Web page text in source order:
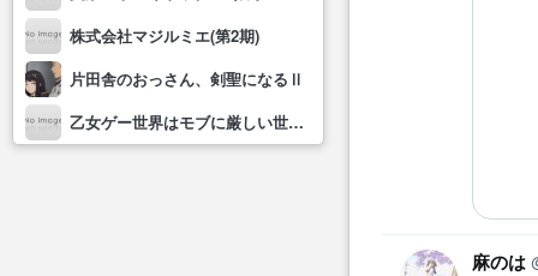
株式会社マジルミエ(第2期)
片田舎のおっさん、剣聖になるⅡ
乙女ゲー世界はモブに厳しい世界です2
麻のは